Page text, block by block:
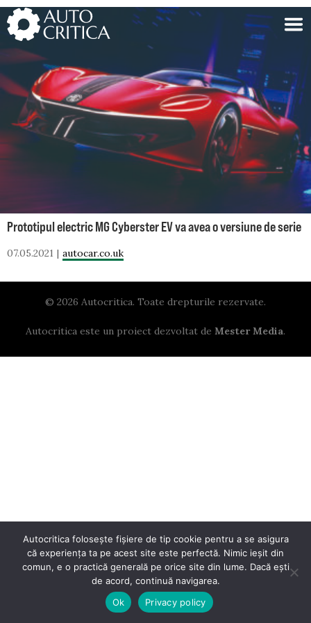
Skip
to
content
Prototipul electric MG Cyberster EV va avea o versiune de serie
07.05.2021 autocar.co.uk
© 2026 Autocritica. Toate drepturile rezervate.
Autocritica este un proiect dezvoltat de Mester Media.
Autocritica folosește fișiere de tip cookie pentru a se asigura
că experiența ta pe acest site este perfectă. Nimic ieșit din
comun, e o practică generală pe orice site din lume. Dacă ești
de acord, continuă navigarea.
Ok
Privacy policy